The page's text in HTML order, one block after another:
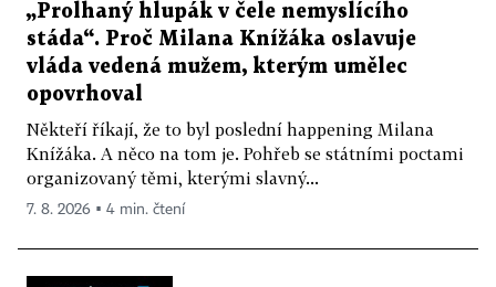
„Prolhaný hlupák v čele nemyslícího
stáda“. Proč Milana Knížáka oslavuje
vláda vedená mužem, kterým umělec
opovrhoval
Někteří říkají, že to byl poslední happening Milana
Knížáka. A něco na tom je. Pohřeb se státními poctami
organizovaný těmi, kterými slavný...
7. 8. 2026 ▪ 4 min. čtení